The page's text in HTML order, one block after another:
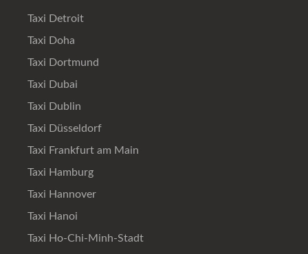
Taxi Detroit
Taxi Doha
Taxi Dortmund
Taxi Dubai
Taxi Dublin
Taxi Düsseldorf
Taxi Frankfurt am Main
Taxi Hamburg
Taxi Hannover
Taxi Hanoi
Taxi Ho-Chi-Minh-Stadt